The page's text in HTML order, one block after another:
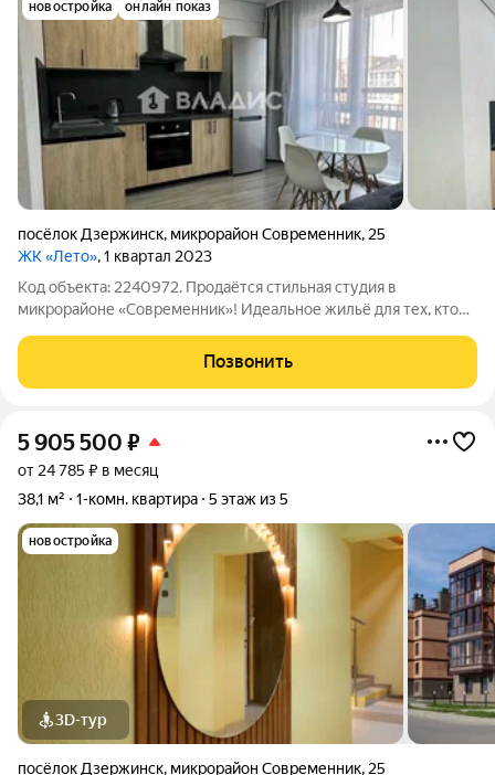
новостройка онлайн показ
посёлок Дзержинск, микрорайон Современник, 25
ЖК «Лето», 1 квартал 2023
Код объекта: 2240972. Продаётся стильная студия в
микрорайоне «Современник»! Идеальное жильё для тех, кто
Просторная прихожая Огромный стильный шкаф-купе во всю
Позвонить
5 905 500 ₽
от 24 785 ₽ в месяц
38,1 м²
1-комн. квартира 5 этаж из 5
новостройка
3D-тур
посёлок Дзержинск, микрорайон Современник, 25